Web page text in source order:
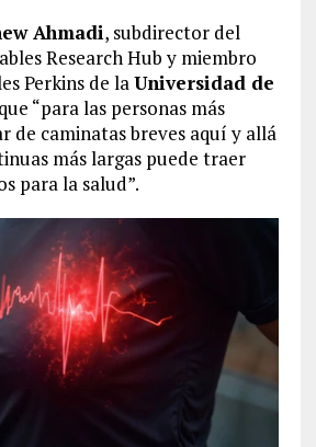
Ahmadi, subdirector del
Research Hub y miembro
Perkins de laUniversidad de
“para las personas más
de caminatas breves aquí y allá
más largas puede traer
para la salud”.